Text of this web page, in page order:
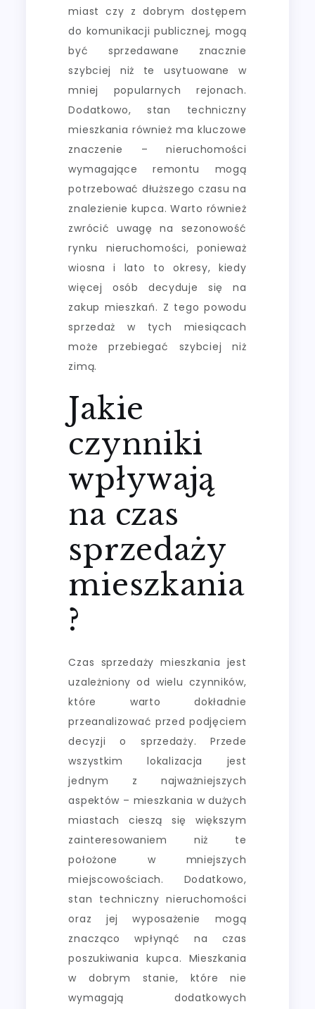
miast czy z dobrym dostępem
do komunikacji publicznej, mogą
być sprzedawane znacznie
szybciej niż te usytuowane w
mniej popularnych rejonach.
Dodatkowo, stan techniczny
mieszkania również ma kluczowe
znaczenie – nieruchomości
wymagające remontu mogą
potrzebować dłuższego czasu na
znalezienie kupca. Warto również
zwrócić uwagę na sezonowość
rynku nieruchomości, ponieważ
wiosna i lato to okresy, kiedy
więcej osób decyduje się na
zakup mieszkań. Z tego powodu
sprzedaż w tych miesiącach
może przebiegać szybciej niż
zimą.
Jakie
czynniki
wpływają
na czas
sprzedaży
mieszkania
?
Czas sprzedaży mieszkania jest
uzależniony od wielu czynników,
które warto dokładnie
przeanalizować przed podjęciem
decyzji o sprzedaży. Przede
wszystkim lokalizacja jest
jednym z najważniejszych
aspektów – mieszkania w dużych
miastach cieszą się większym
zainteresowaniem niż te
położone w mniejszych
miejscowościach. Dodatkowo,
stan techniczny nieruchomości
oraz jej wyposażenie mogą
znacząco wpłynąć na czas
poszukiwania kupca. Mieszkania
w dobrym stanie, które nie
wymagają dodatkowych